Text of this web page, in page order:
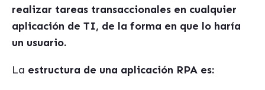
realizar tareas transaccionales en cualquier
aplicación de TI, de la forma en que lo haría
un usuario.
La estructura de una aplicación RPA es: